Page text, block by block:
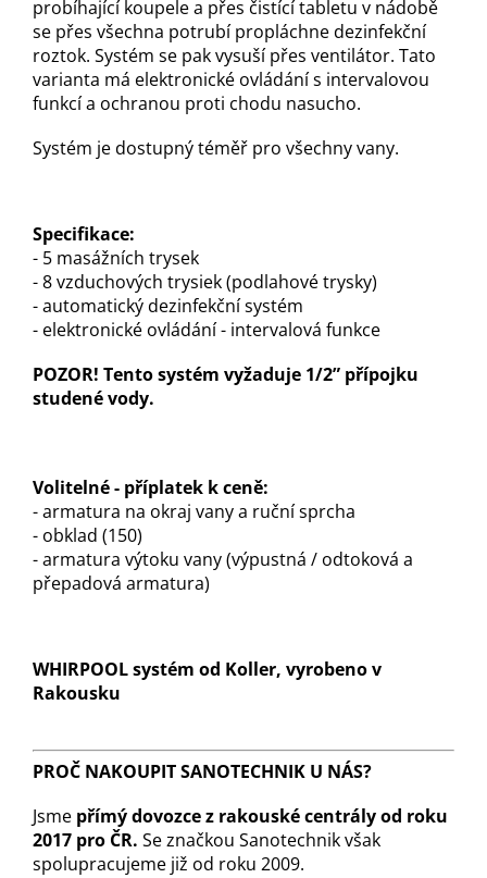
probíhající koupele a přes čistící tabletu v nádobě
se přes všechna potrubí propláchne dezinfekční
roztok. Systém se pak vysuší přes ventilátor. Tato
varianta má elektronické ovládání s intervalovou
funkcí a ochranou proti chodu nasucho.
Systém je dostupný téměř pro všechny vany.
Specifikace:
- 5 masážních trysek
- 8 vzduchových trysiek (podlahové trysky)
- automatický dezinfekční systém
- elektronické ovládání - intervalová funkce
POZOR! Tento systém vyžaduje 1/2” přípojku
studené vody.
Volitelné - příplatek k ceně:
- armatura na okraj vany a ruční sprcha
- obklad (150)
- armatura výtoku vany (výpustná / odtoková a
přepadová armatura)
WHIRPOOL systém od Koller, vyrobeno v
Rakousku
PROČ NAKOUPIT SANOTECHNIK U NÁS?
Jsme přímý dovozce z rakouské centrály od roku
2017 pro ČR. Se značkou Sanotechnik však
spolupracujeme již od roku 2009.